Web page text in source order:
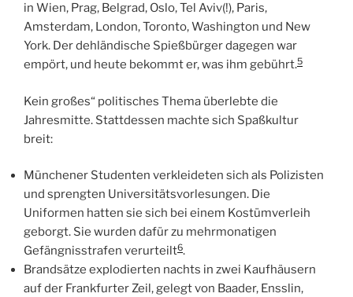
in Wien, Prag, Belgrad, Oslo, Tel Aviv(!), Paris,
Amsterdam, London, Toronto, Washington und New
York. Der dehländische Spießbürger dagegen war
empört, und heute bekommt er, was ihm gebührt.5
Kein großes“ politisches Thema überlebte die
Jahresmitte. Stattdessen machte sich Spaßkultur
breit:
Münchener Studenten verkleideten sich als Polizisten
und sprengten Universitätsvorlesungen. Die
Uniformen hatten sie sich bei einem Kostümverleih
geborgt. Sie wurden dafür zu mehrmonatigen
Gefängnisstrafen verurteilt6.
Brandsätze explodierten nachts in zwei Kaufhäusern
auf der Frankfurter Zeil, gelegt von Baader, Ensslin,